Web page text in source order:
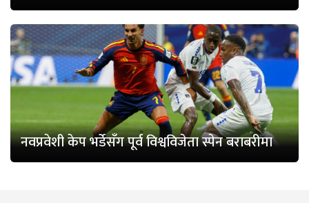
नवप्रवेशी केप भर्डेसँग पूर्व विश्वविजेता स्पेन बराबरीमा